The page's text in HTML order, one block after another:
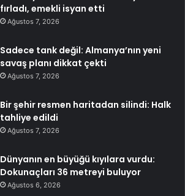
fırladı, emekli isyan etti
Ağustos 7, 2026
Sadece tank değil: Almanya’nın yeni
savaş planı dikkat çekti
Ağustos 7, 2026
Bir şehir resmen haritadan silindi: Halk
tahliye edildi
Ağustos 7, 2026
Dünyanın en büyüğü kıyılara vurdu:
Dokunaçları 36 metreyi buluyor
Ağustos 6, 2026